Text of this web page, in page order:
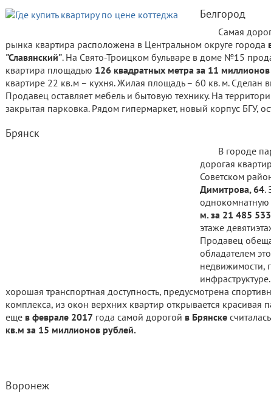
Белгород
Самая
рынка квартира расположена в Центральном округе города
"Славянский". На Свято-Троицком бульваре в доме №15
квартира площадью 126 квадратных метра за 11
квартире 22 кв.м – кухня. Жилая площадь – 60 кв. м. Сделан
Продавец оставляет мебель и бытовую технику. На
закрытая парковка. Рядом гипермаркет, новый корпус БГУ,
Брянск
В городе
дорогая
Советском
Димитрова, 64.
м. за 21 485
этаже
Продавец
обладателем
недвижимости,
хорошая транспортная доступность, предусмотрена
комплекса, из окон верхних квартир открывается красивая
еще в феврале 2017 года самой дорогой в Брянске
кв.м за 15 миллионов рублей.
Воронеж